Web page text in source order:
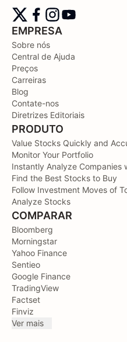
EMPRESA
Sobre nós
Central de Ajuda
Preços
Carreiras
Blog
Contate-nos
Diretrizes Editoriais
PRODUTO
Value Stocks Quickly and
Monitor Your Portfolio
Instantly Analyze Companies
Find the Best Stocks to Buy
Follow Investment Moves of
Analyze Stocks
COMPARAR
Bloomberg
Morningstar
Yahoo Finance
Sentieo
Google Finance
TradingView
Factset
Finviz
Ver mais